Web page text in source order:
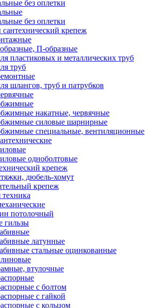
без оплетки
без оплетки
крепеж
П-образные
пластиковых и металлических труб
труб
шлангов, труб и патрубков
накатные, червячные
силовые шарнирные
специальные, вентиляционные
одноболтовые
крепеж
дюбель-хомут
крепеж
потолочный
гильзы
латунные
стальные оцинкованные
втулочные
с болтом
с гайкой
с кольцом